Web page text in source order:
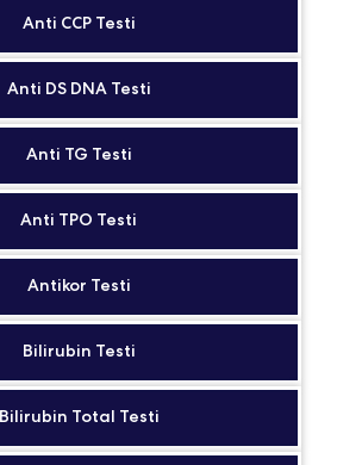
Anti CCP Testi
Anti DS DNA Testi
Anti TG Testi
Anti TPO Testi
Antikor Testi
Bilirubin Testi
Bilirubin Total Testi